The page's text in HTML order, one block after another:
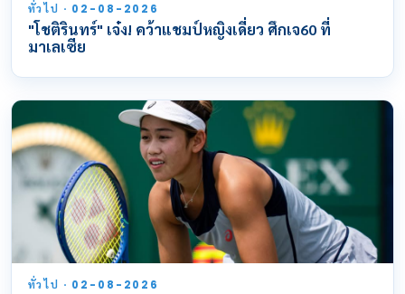
ทั่วไป · 02-08-2026
"โชติรินทร์" เจ๋ง! คว้าแชมป์หญิงเดี่ยว ศึกเจ60 ที่
มาเลเซีย
ทั่วไป · 02-08-2026